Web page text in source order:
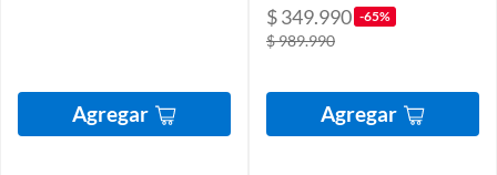
Agregar
$ 349.990 -65%
$ 989.990
Agregar